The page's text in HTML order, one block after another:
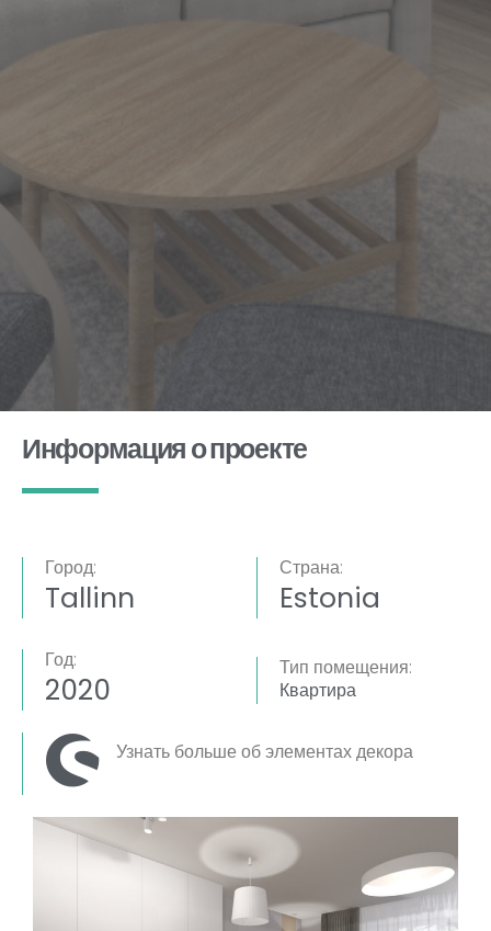
Информация о проекте
Город:
Tallinn
Страна:
Estonia
Год:
2020
Тип помещения:
Квартира
Узнать больше об элементах декора